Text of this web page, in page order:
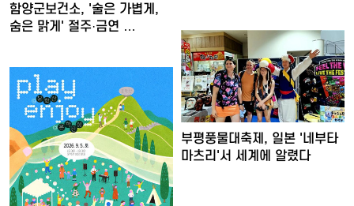
함양군보건소, '술은 가볍게,
숨은 맑게' 절주·금연 …
부평풍물대축제, 일본 '네부타
마츠리'서 세계에 알렸다